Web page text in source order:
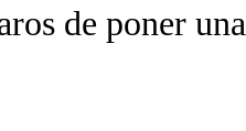
de poner